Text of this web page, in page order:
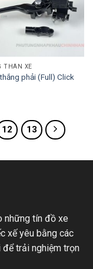
THÂN XE
phải (Full) Click
12 13
những tín đồ xe
xế yêu bằng các
trải nghiệm trọn